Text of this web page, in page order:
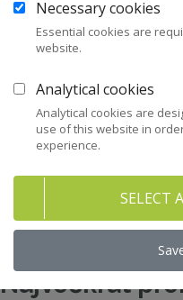
Priporočila in
Pravni nasveti za
Stališča ZNS
Raziskave in
Največkrat
Necessary cookies
Essential cookies are
website.
Analytical cookies
Analytical cookies are
use of this website in
experience.
SELECT